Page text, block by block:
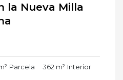
la Nueva Milla
Parcela 362 m² Interior